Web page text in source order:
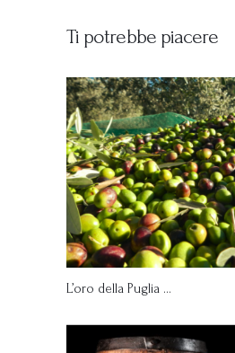
Ti potrebbe piacere
L’oro della Puglia …